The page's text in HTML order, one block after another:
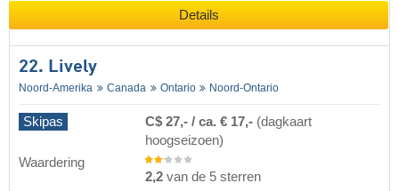
Details
22. Lively
Noord-Amerika Canada Ontario Noord-Ontario
Skipas C$ 27,- / ca. € 17,- (dagkaart
hoogseizoen)
Waardering
2,2 van de 5 sterren